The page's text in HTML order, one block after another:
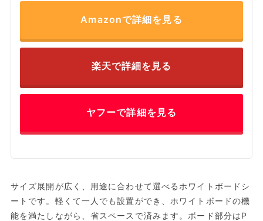
Amazonで詳細を見る
楽天で詳細を見る
ヤフーで詳細を見る
サイズ展開が広く、用途に合わせて選べるホワイトボードシ
ートです。軽くて一人でも設置ができ、ホワイトボードの機
能を満たしながら、省スペースで済みます。ボード部分はP